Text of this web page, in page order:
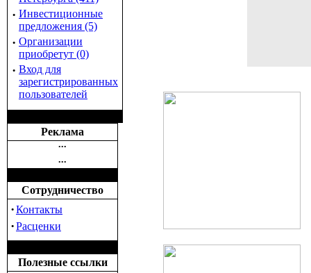
· Инвестиционные
предложения (5)
· Организации
приобретут (0)
· Вход для
зарегистрированных
пользователей
Реклама
•••
•••
Сотрудничество
·Контакты
·Расценки
Полезные ссылки